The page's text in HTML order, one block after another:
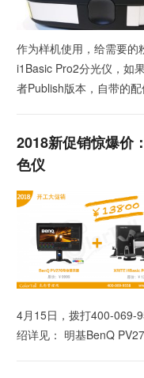
作为样机使用，给需要的
i1Basic Pro2分光仪，如
者Publish版本，自带的
2018新促销惊爆价
色仪
4月15日，拨打400-069-
绍详见： 明基BenQ